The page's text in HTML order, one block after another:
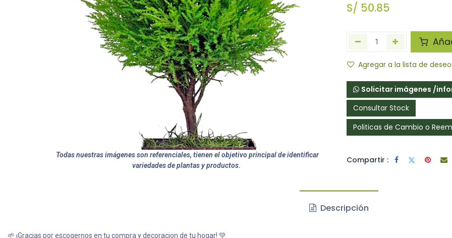
Todas nuestras imágenes son referenciales, tienen el objetivo principal de identificar
variedades de plantas y productos.
S/ 50.85
Agregar a la lista de
Solicitar imágenes /
Consultar Stock
Politicas de Cambio o
Compartir :
Descripción
🌱 ¡Gracias por escogernos en tu compra y decoracion de tu hogar! 💚